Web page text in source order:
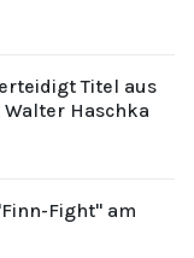
Titel aus
Haschka
Fight" am